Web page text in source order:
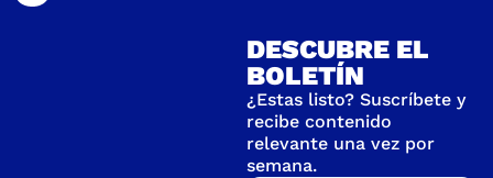
DESCUBRE EL
BOLETÍN
¿Estas listo? Suscríbete y
recibe contenido
relevante una vez por
semana.